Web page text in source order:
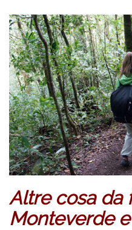
Altre cosa da
Monteverde